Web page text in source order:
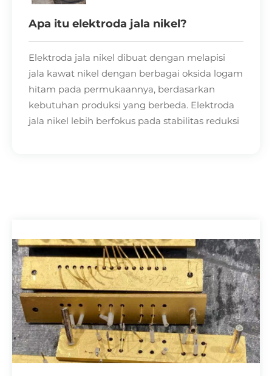
Apa itu elektroda jala nikel?
Elektroda jala nikel dibuat dengan melapisi
jala kawat nikel dengan berbagai oksida logam
hitam pada permukaannya, berdasarkan
kebutuhan produksi yang berbeda. Elektroda
jala nikel lebih berfokus pada stabilitas reduksi
menghentikan kerapuhan hidrogen dan
menahan kadar garam tinggi serta lingkungan
asam.
2. Saat melakukan metalisasi pada bahan
termoelektrik, elektroda jala nikel dapat secara
efektif mencegah retak pada suhu tinggi,
sehingga meningkatkan keandalan perangkat
termoelektrik.